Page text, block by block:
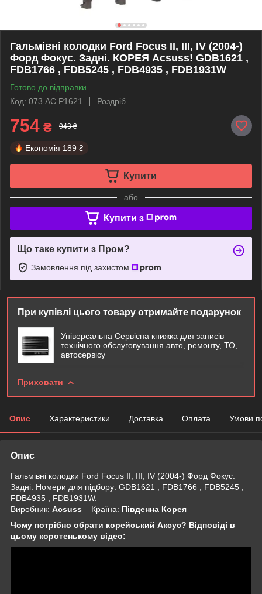
Гальмівні колодки Ford Focus II, III, IV (2004-)
Форд Фокус. Задні. КОРЕЯ Acsuss! GDB1621 ,
FDB1766 , FDB5245 , FDB4935 , FDB1931W
Готово до відправки
Код: 073.AC.P1621
Роздріб
754 ₴ 943 ₴
Економія 189 ₴
Купити
або
Купити з
Що таке купити з Пром?
Замовлення під захистом
При купівлі цього товару отримайте подарунок
Універсальна Сервісна книжка для записів
технічного обслуговування авто, ремонту, ТО,
автосервісу
Приховати
Опис Характеристики Доставка Оплата Умови
Опис
Гальмівні колодки Ford Focus II, III, IV (2004-) Форд Фокус.
Задні. Номери для підбору: GDB1621 , FDB1766 , FDB5245 ,
FDB4935 , FDB1931W.
Виробник: Acsuss Крaїна: Південна Корея
Чому потрібно обрати корейський Аксус? Відповіді в
цьому коротенькому відео: